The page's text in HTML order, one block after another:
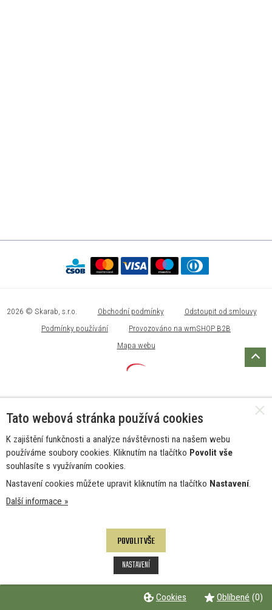
2026 © Skarab, s.r.o. Obchodní podmínky
Odstoupit od smlouvy
Podmínky používání
Provozováno na wmSHOP B2B
Mapa webu
Cookies Oblíbené (0)
Tato webová stránka používá cookies
K zajištění funkčnosti a analýze návštěvnosti na našem webu
používáme soubory cookies. Kliknutím na tlačítko Povolit vše
souhlasíte s využívaním cookies.
Nastavení cookies můžete upravit kliknutím na tlačítko Nastavení.
Další informace »
POVOLIT VŠE
NASTAVENÍ